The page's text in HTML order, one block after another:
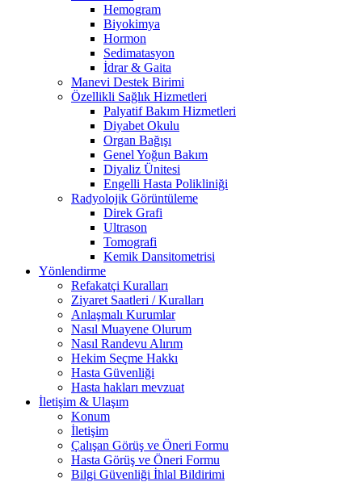
Hemogram
Biyokimya
Hormon
Sedimatasyon
İdrar & Gaita
Manevi Destek Birimi
Özellikli Sağlık Hizmetleri
Palyatif Bakım Hizmetleri
Diyabet Okulu
Organ Bağışı
Genel Yoğun Bakım
Diyaliz Ünitesi
Engelli Hasta Polikliniği
Radyolojik Görüntüleme
Direk Grafi
Ultrason
Tomografi
Kemik Dansitometrisi
Yönlendirme
Refakatçi Kuralları
Ziyaret Saatleri / Kuralları
Anlaşmalı Kurumlar
Nasıl Muayene Olurum
Nasıl Randevu Alırım
Hekim Seçme Hakkı
Hasta Güvenliği
Hasta hakları mevzuat
İletişim & Ulaşım
Konum
İletişim
Çalışan Görüş ve Öneri Formu
Hasta Görüş ve Öneri Formu
Bilgi Güvenliği İhlal Bildirimi